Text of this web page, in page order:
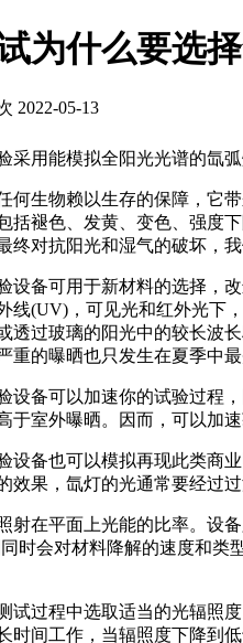
为什么要选
2022-05-13
采用能模拟全阳光光谱的氙
何生物赖以生存的保障，它
括褪色、发黄、变色、强度
终对抗阳光和湿气的破坏，
设备可用于新材料的选择，
线(UV)，可见光和红外光下
透过玻璃的阳光中的较长波
重的曝晒也只发生在夏季中最
设备可以加速你的试验过程
于室外曝晒。因而，可以加
设备也可以模拟再现此类商
效果，氙灯的光通常要经过
射在平面上光能的比率。设
时会对材料降解的速度和类
试过程中选取适当的光辐照
时间工作，当辐照度下降到